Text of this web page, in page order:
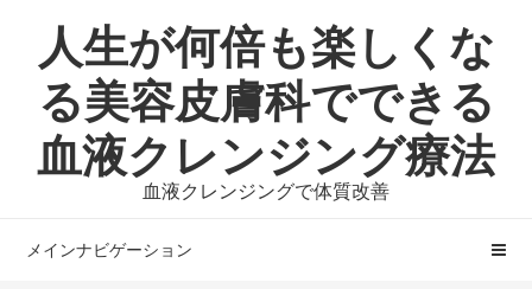
ゲ
ー
シ
ョ
ス
テ
ン
ツ
へ
ッ
人生が何倍も楽しくな
る美容皮膚科でできる
血液クレンジング療法
血液クレンジングで体質改善
メインナビゲーション